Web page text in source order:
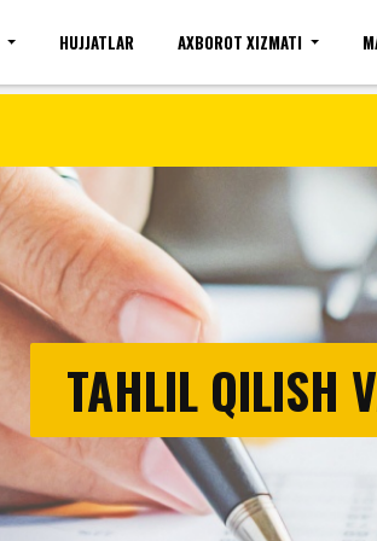
Bo'sh ish o'rinlari(umumiy) Kirish
HUJJATLAR AXBOROT XIZMATI
TAHLIL QILISH